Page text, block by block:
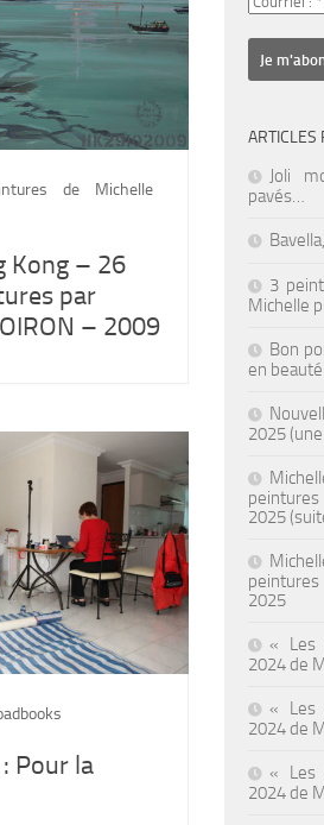
de Michelle
Kong – 26
par
– 2009
Pour la
ARTICLES
Joli
pavés…
3
Michelle
Bon
en
2025
2025
2025
« Les
2024 de
« Les
2024 de
« Les
2024 de